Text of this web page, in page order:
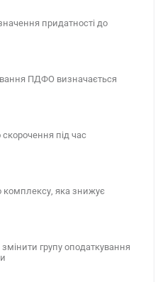
придатності до
ПДФО визначається
під час
комплексу, яка знижує
групу оподаткування